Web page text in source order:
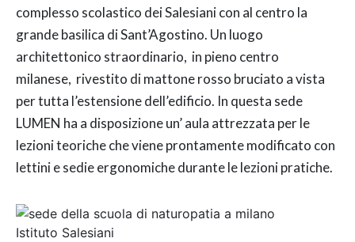
complesso scolastico dei Salesiani con al centro la
grande basilica di Sant’Agostino. Un luogo
architettonico straordinario, in pieno centro
milanese, rivestito di mattone rosso bruciato a vista
per tutta l’estensione dell’edificio. In questa sede
LUMEN ha a disposizione un’ aula attrezzata per le
lezioni teoriche che viene prontamente modificato con
lettini e sedie ergonomiche durante le lezioni pratiche.
Istituto Salesiani